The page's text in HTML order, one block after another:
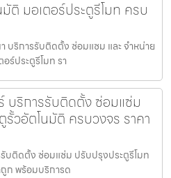
ติ มอเตอร์ประตูรีโมท ครบ
ริการรับติดตั้ง ซ่อมแซม และ จำหน่าย
ร์ประตูรีโมท รา
บริการรับติดตั้ง ซ่อมแซ่ม
วอัตโนมัติ ครบวงจร ราคา
บติดตั้ง ซ่อมแซ่ม ปรับปรุงประตูรีโมท
ก พร้อมบริการด